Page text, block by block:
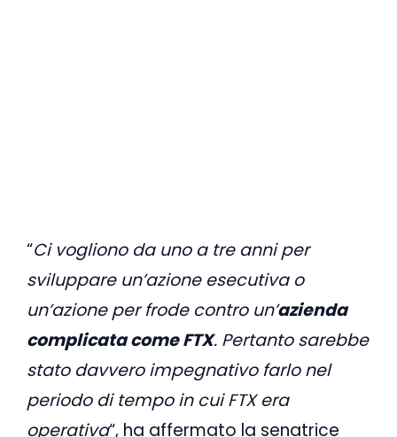
“Ci vogliono da uno a tre anni per
sviluppare un’azione esecutiva o
un’azione per frode contro un’azienda
complicata come FTX. Pertanto sarebbe
stato davvero impegnativo farlo nel
periodo di tempo in cui FTX era
operativa“, ha affermato la senatrice